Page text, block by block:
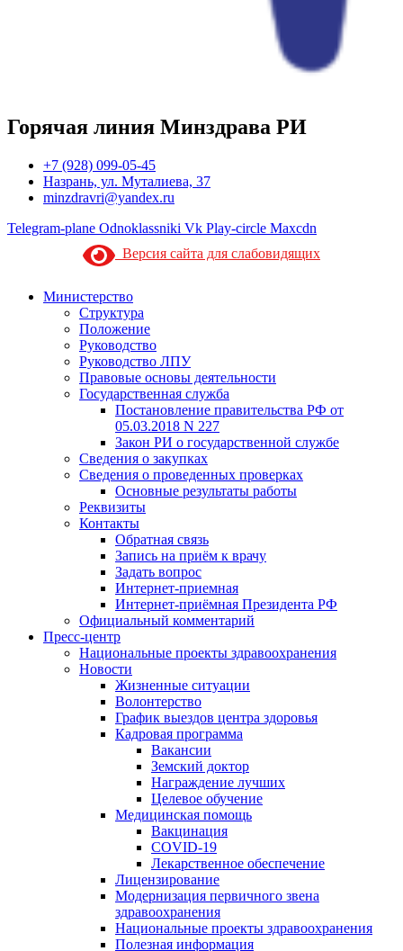
Горячая линия Минздрава РИ
+7 (928) 099-05-45
Назрань, ул. Муталиева, 37
minzdravri@yandex.ru
Telegram-plane Odnoklassniki Vk Play-circle Maxcdn
Версия сайта для слабовидящих
Министерство
Структура
Положение
Руководство
Руководство ЛПУ
Правовые основы деятельности
Государственная служба
Постановление правительства РФ от
05.03.2018 N 227
Закон РИ о государственной службе
Сведения о закупках
Сведения о проведенных проверках
Основные результаты работы
Реквизиты
Контакты
Обратная связь
Запись на приём к врачу
Задать вопрос
Интернет-приемная
Интернет-приёмная Президента РФ
Официальный комментарий
Пресс-центр
Национальные проекты здравоохранения
Новости
Жизненные ситуации
Волонтерство
График выездов центра здоровья
Кадровая программа
Вакансии
Земский доктор
Награждение лучших
Целевое обучение
Медицинская помощь
Вакцинация
COVID-19
Лекарственное обеспечение
Лицензирование
Модернизация первичного звена
здравоохранения
Национальные проекты здравоохранения
Полезная информация